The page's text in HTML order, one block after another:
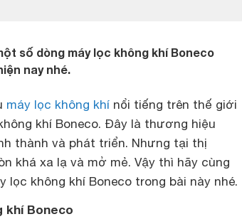
số dòng máy lọc không khí Boneco
nay nhé.
máy lọc không khí nổi tiếng trên thế giới
khí Boneco. Đây là thương hiệu
thành và phát triển. Nhưng tại thị
khá xa lạ và mở mẻ. Vậy thì hãy cùng
không khí Boneco trong bài này nhé.
khí Boneco